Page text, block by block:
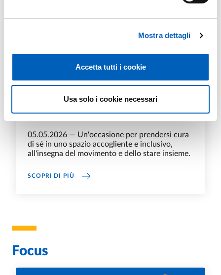
Mostra dettagli
Accetta tutti i cookie
Usa solo i cookie necessari
al CAI
05.05.2026 — Un'occasione per prendersi cura
di sé in uno spazio accogliente e inclusivo,
all'insegna del movimento e dello stare insieme.
SCOPRI DI PIÙ CALENDARIO DEL BENESSERE: YOGA E
Focus